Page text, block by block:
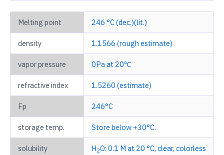
Melting point 246 °C (dec.)(lit.)
density 1.1566 (rough estimate)
vapor pressure 0Pa at 20℃
refractive index 1.5260 (estimate)
Fp 246°C
storage temp. Store below +30°C.
solubility H2O: 0.1 M at 20 °C, clear, colorless